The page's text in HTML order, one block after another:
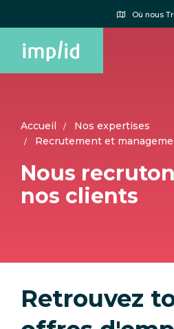
principal
Où nous
Accueil
Nos expertises
Recrutement et
Nous
nos clients
Retrouvez